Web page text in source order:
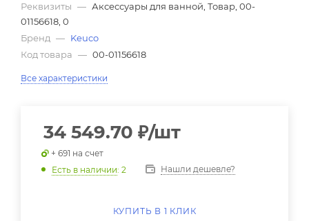
Реквизиты — Аксессуары для ванной, Товар, 00-
01156618, 0
Бренд — Keuco
Код товара — 00-01156618
Все характеристики
34 549.70 ₽/шт
+ 691 на счет
Есть в наличии: 2 Нашли дешевле?
КУПИТЬ В 1 КЛИК